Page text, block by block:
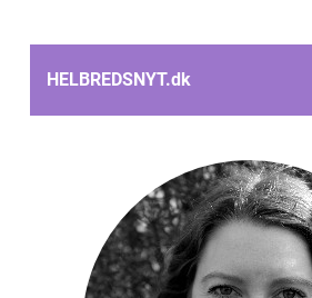
HELBREDSNYT.dk